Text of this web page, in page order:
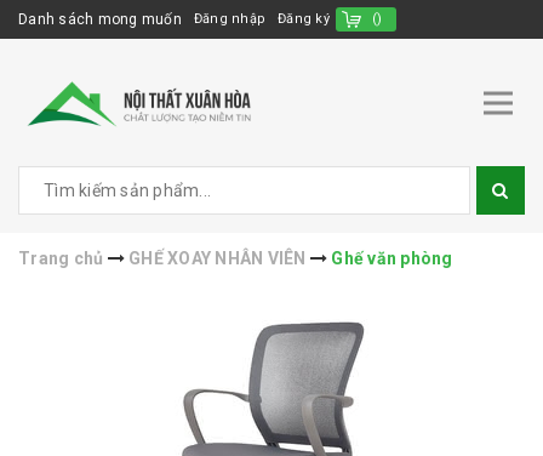
Danh sách mong muốn Đăng nhập Đăng ký ()
Trang chủ GHẾ XOAY NHÂN VIÊN Ghế văn phòng